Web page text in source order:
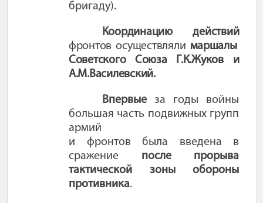
бригаду).
Координацию действий
фронтов осуществляли маршалы
Советского Союза Г.К.Жуков и
А.М.Василевский.
Впервыеза годы войны
большая часть подвижных групп
армий
и фронтов была введена в
сражение после прорыва
тактической зоны обороны
противника.